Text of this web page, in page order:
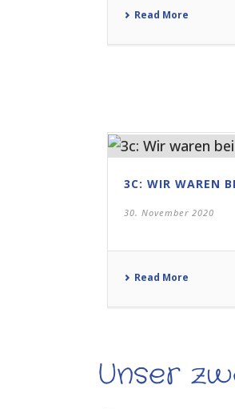
Read More
3C: WIR WAREN
30. November 2020
Read More
Unser